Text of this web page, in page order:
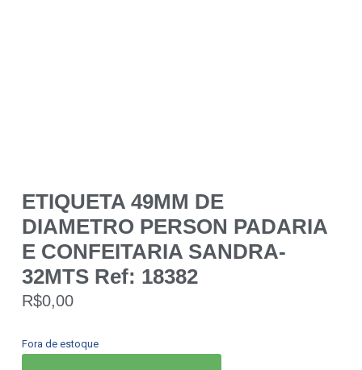
ETIQUETA 49MM DE
DIAMETRO PERSON PADARIA
E CONFEITARIA SANDRA-
32MTS Ref: 18382
R$0,00
Fora de estoque